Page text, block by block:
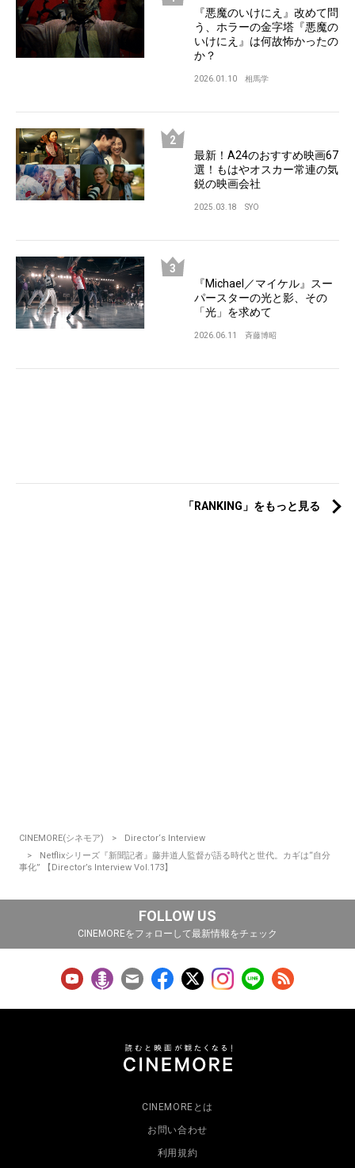
『悪魔のいけにえ』改めて問
う、ホラーの金字塔『悪魔の
いけにえ』は何故怖かったの
か？
2026.01.10 相馬学
最新！A24のおすすめ映画67
選！もはやオスカー常連の気
鋭の映画会社
2025.03.18 SYO
『Michael／マイケル』スー
パースターの光と影、その
「光」を求めて
2026.06.11 斉藤博昭
「RANKING」をもっと見る
CINEMORE(シネモア)
Director‘s Interview
Netflixシリーズ『新聞記者』藤井道人監督が語る時代と世代。カギは“自分
事化” 【Director’s Interview Vol.173】
FOLLOW US
CINEMOREをフォローして最新情報をチェック
CINEMOREとは
お問い合わせ
利用規約